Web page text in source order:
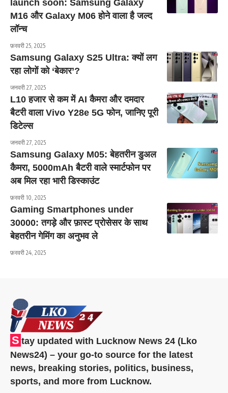
launch soon: Samsung Galaxy
M16 और Galaxy M06 होने वाला है जल्द
लॉन्च
फ़रवरी 25, 2025
Samsung Galaxy S25 Ultra: क्यों लग
रहा लोगों को ‘बेकार’?
जनवरी 27, 2025
L10 हजार से कम में AI कैमरा और दमदार
बैटरी वाला Vivo Y28e 5G फोन, जानिए पूरी
डिटेल्स
जनवरी 27, 2025
Samsung Galaxy M05: बेहतरीन डुअल
कैमरा, 5000mAh बैटरी वाले स्मार्टफोन पर
अब मिल रहा भारी डिस्काउंट
फ़रवरी 10, 2025
Gaming Smartphones under
30000: तगड़े और फ़ास्ट प्रोसेसर के साथ
बेहतरीन गेमिंग का अनुभव ले
फ़रवरी 24, 2025
S tay updated with Lucknow News 24 (Lko
News24) – your go-to source for the latest
news, breaking stories, politics, business,
sports, and more from Lucknow.